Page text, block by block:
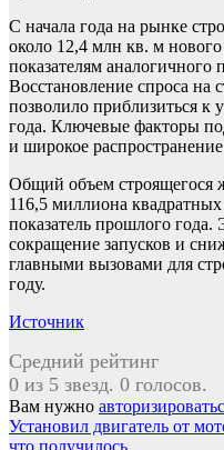
С начала года на рынке
около 12,4 млн кв. м
показателям аналогичного
Восстановление спроса на
позволило приблизиться к
года. Ключевые факторы
и широкое
Общий объем строящегося
116,5 миллиона
показатель прошлого
сокращение запусков и
главными вызовами для
году.
Источник
Средний рейтинг
0 из 5 звезд. 0 голосов.
Вам нужно
Навигация
Установил двигатель от